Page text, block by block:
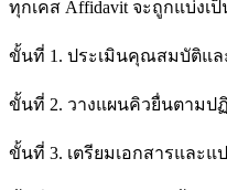
ทุกเคส Affidavit จะถูกแบ่ง
ขั้นที่ 1. ประเมินคุณสมบัติแล
ขั้นที่ 2. วางแผนคิวยื่นตามป
ขั้นที่ 3. เตรียมเอกสารและ